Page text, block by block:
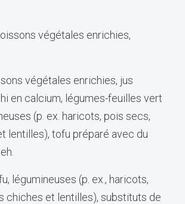
végétales enrichies,
végétales enrichies, jus
en calcium, légumes-feuilles vert
(p. ex. haricots, pois secs,
lentilles), tofu préparé avec du
légumineuses (p. ex., haricots,
chiches et lentilles), substituts de